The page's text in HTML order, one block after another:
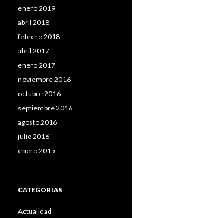
enero 2019
abril 2018
febrero 2018
abril 2017
enero 2017
noviembre 2016
octubre 2016
septiembre 2016
agosto 2016
julio 2016
enero 2015
CATEGORÍAS
Actualidad